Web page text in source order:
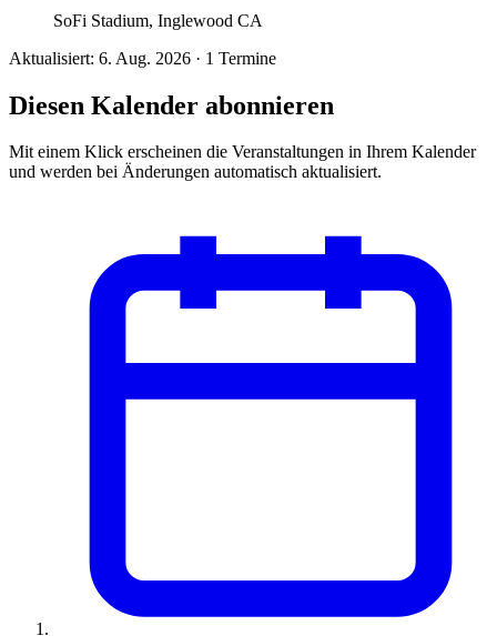
SoFi Stadium, Inglewood CA
Aktualisiert: 6. Aug. 2026 · 1 Termine
Diesen Kalender abonnieren
Mit einem Klick erscheinen die Veranstaltungen in Ihrem Kalender
und werden bei Änderungen automatisch aktualisiert.